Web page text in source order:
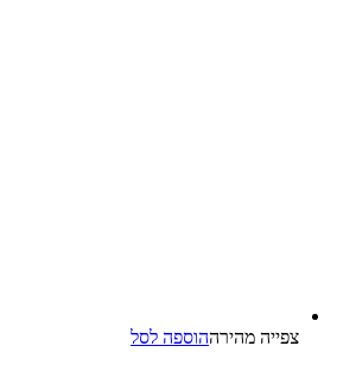
צפייה‬ ‫מהירה‬הוספה לסל